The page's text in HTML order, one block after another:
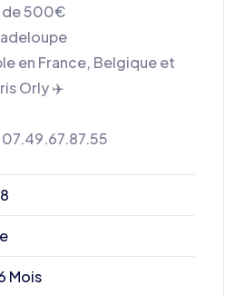
de 500€
en France, Belgique et
Orly ✈️
Mois